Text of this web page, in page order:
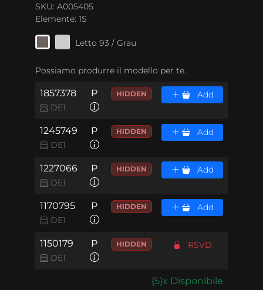
SKU: A005405
Elemente: 1S
Letto 93 / Grau
Possiamo produrre il modello per te.
1857378
DE1
P HIDDEN Add
1245749
DE1
P HIDDEN Add
1227066
DE1
P HIDDEN Add
1170795
DE1
P HIDDEN Add
1150179
DE1
P HIDDEN RSVD
{5}x Disponibile